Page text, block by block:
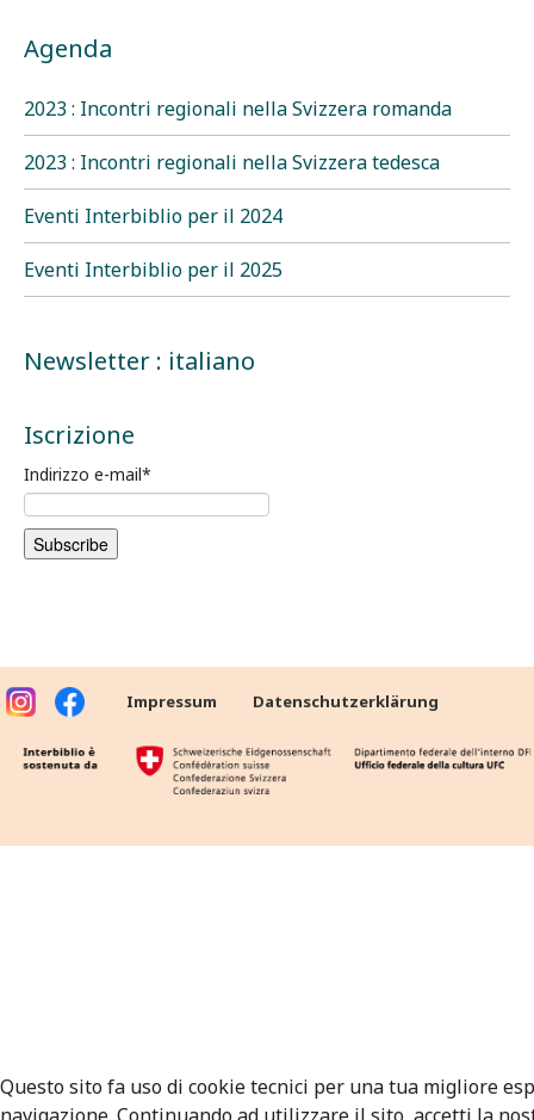
Agenda
2023 : Incontri regionali nella Svizzera romanda
2023 : Incontri regionali nella Svizzera tedesca
Eventi Interbiblio per il 2024
Eventi Interbiblio per il 2025
Newsletter : italiano
Iscrizione
Indirizzo e-mail*
Impressum Datenschutzerklärung
Questo sito fa uso di cookie tecnici per una tua migliore